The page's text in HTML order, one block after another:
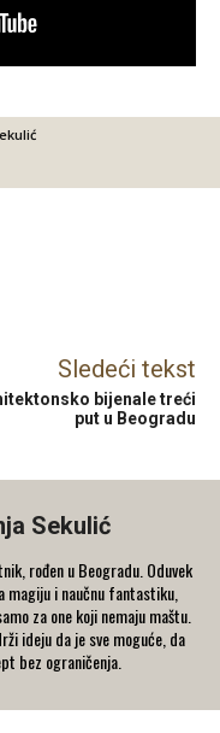
Sledeći tekst
bijenale treći
put u Beogradu
Sekulić
rođen u Beogradu. Oduvek
magiju i naučnu fantastiku,
za one koji nemaju maštu.
ideju da je sve moguće, da
bez ograničenja.